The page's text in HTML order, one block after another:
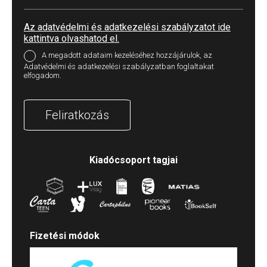
Az adatvédelmi és adatkezelési szabályzatot ide
kattintva olvashatod el.
A megadott adataim kezeléséhez hozzájárulok, az
Adatvédelmi és adatkezelési szabályzatban foglaltakat
elfogadom.
Feliratkozás
Kiadócsoport tagjai
Fizetési módok